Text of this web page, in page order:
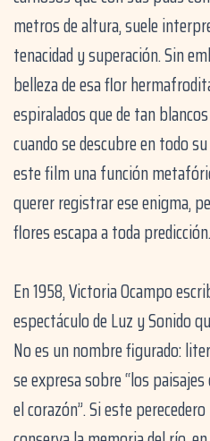
metros de altura, suele
tenacidad y superación. Sin
belleza de esa flor
espiralados que de tan
cuando se descubre en todo
este film una función
querer registrar ese enigma,
flores escapa a toda predicción.
En 1958, Victoria Ocampo
espectáculo de Luz y Sonido
No es un nombre figurado:
se expresa sobre “los
el corazón”. Si este